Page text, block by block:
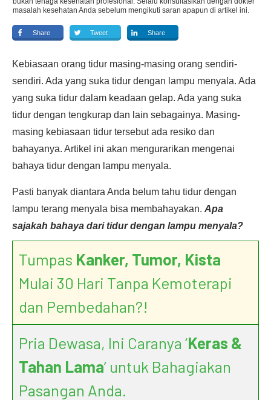
masalah kesehatan Anda sebelum mengikuti saran apapun di artikel ini.
Share Tweet Share
Kebiasaan orang tidur masing-masing orang sendiri-
sendiri. Ada yang suka tidur dengan lampu menyala. Ada
yang suka tidur dalam keadaan gelap. Ada yang suka
tidur dengan tengkurap dan lain sebagainya. Masing-
masing kebiasaan tidur tersebut ada resiko dan
bahayanya. Artikel ini akan mengurarikan mengenai
bahaya tidur dengan lampu menyala.
Pasti banyak diantara Anda belum tahu tidur dengan
lampu terang menyala bisa membahayakan. Apa
sajakah bahaya dari tidur dengan lampu menyala?
Tumpas Kanker, Tumor, Kista
Mulai 30 Hari Tanpa Kemoterapi
dan Pembedahan?!
Pria Dewasa, Ini Caranya ‘Keras &
Tahan Lama’ untuk Bahagiakan
Pasangan Anda.